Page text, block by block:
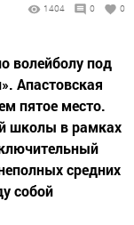
1404 0 0
волейболу под
Апастовская
пятое место.
школы в рамках
средних
собой